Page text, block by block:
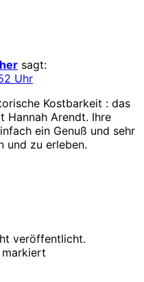
sagt:
Uhr
Kostbarkeit : das
Hannah Arendt. Ihre
ein Genuß und sehr
und zu erleben.
veröffentlicht.
markiert